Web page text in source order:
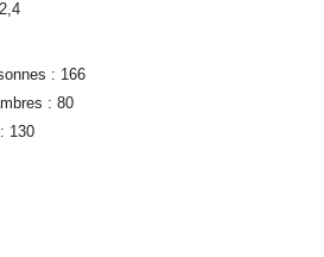
: 166
: 80
130